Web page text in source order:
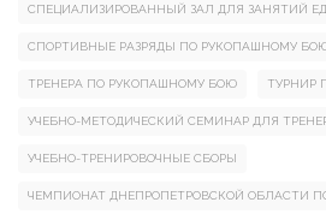
СПЕЦИАЛИЗИРОВАННЫЙ ЗАЛ ДЛЯ ЗАНЯТИЙ
СПОРТИВНЫЕ РАЗРЯДЫ ПО РУКОПАШНОМУ
ТРЕНЕРА ПО РУКОПАШНОМУ БОЮ ТУРНИР
УЧЕБНО-МЕТОДИЧЕСКИЙ СЕМИНАР ДЛЯ
УЧЕБНО-ТРЕНИРОВОЧНЫЕ СБОРЫ
ЧЕМПИОНАТ ДНЕПРОПЕТРОВСКОЙ ОБЛАСТИ